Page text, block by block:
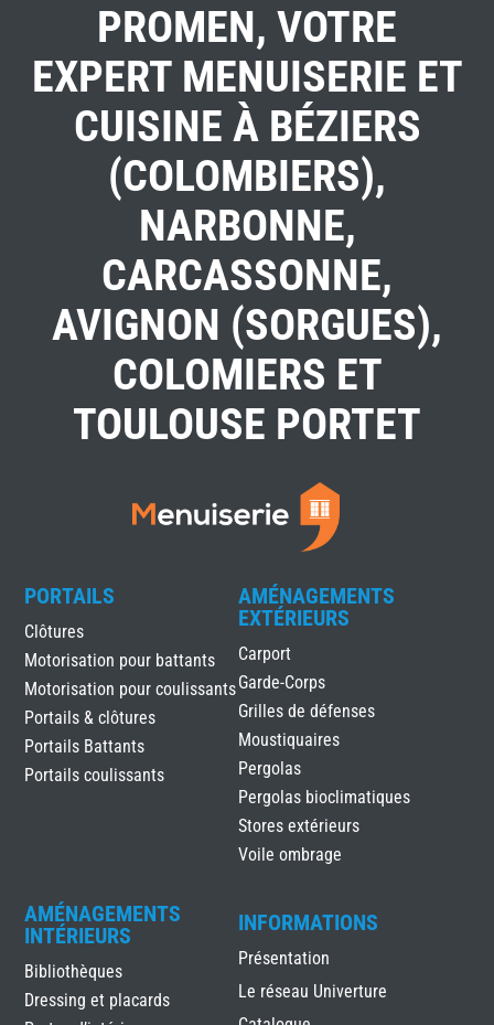
PROMEN, VOTRE
EXPERT MENUISERIE ET
CUISINE À BÉZIERS
(COLOMBIERS),
NARBONNE,
CARCASSONNE,
AVIGNON (SORGUES),
COLOMIERS ET
TOULOUSE PORTET
PORTAILS
Clôtures
Motorisation pour battants
Motorisation pour coulissants
Portails & clôtures
Portails Battants
Portails coulissants
AMÉNAGEMENTS
EXTÉRIEURS
Carport
Garde-Corps
Grilles de défenses
Moustiquaires
Pergolas
Pergolas bioclimatiques
Stores extérieurs
Voile ombrage
AMÉNAGEMENTS
INTÉRIEURS
Bibliothèques
Dressing et placards
INFORMATIONS
Présentation
Le réseau Univerture